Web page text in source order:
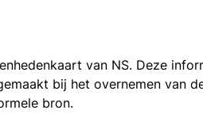
van NS. Deze
bij het overnemen van
bron.